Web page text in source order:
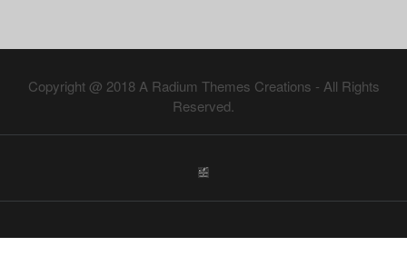
Copyright @ 2018A Radium Themes Creations - All Rights
Reserved.